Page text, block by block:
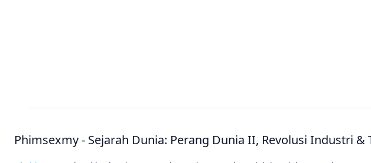
Phimsexmy - Sejarah Dunia: Perang Dunia II, Revolusi Industri &